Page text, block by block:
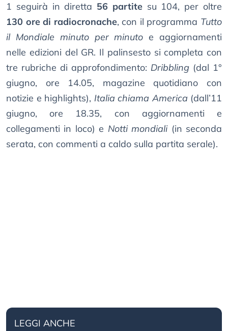
1 seguirà in diretta 56 partitesu 104, per oltre
130 ore di radiocronache, con il programma Tutto
il Mondiale minuto per minuto e aggiornamenti
nelle edizioni del GR. Il palinsesto si completa con
tre rubriche di approfondimento: Dribbling (dal 1°
giugno, ore 14.05, magazine quotidiano con
notizie e highlights), Italia chiama America (dall’11
giugno, ore 18.35, con aggiornamenti e
collegamenti in loco) e Notti mondiali(in seconda
serata, con commenti a caldo sulla partita serale).
LEGGI ANCHE